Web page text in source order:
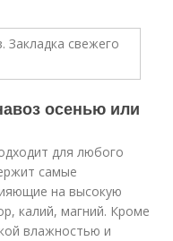
осенью или
для любого
самые
на высокую
калий, магний. Кроме
влажностью и